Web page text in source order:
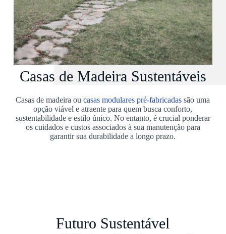
Casas de Madeira Sustentáveis
Casas de madeira oucasas modulares pré-fabricadas são uma
opção viável e atraente para quem busca conforto,
sustentabilidade e estilo único. No entanto, é crucial ponderar
os cuidados e custos associados à sua manutenção para
garantir sua durabilidade a longo prazo.
Futuro Sustentável